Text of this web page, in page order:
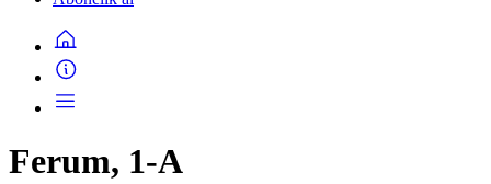
Ferum, 1-A